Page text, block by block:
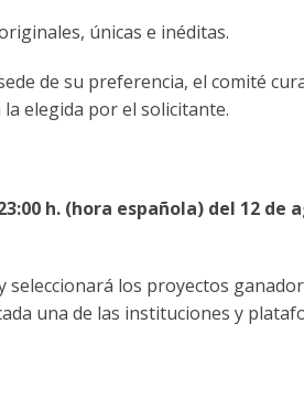
únicas e inéditas.
de su preferencia, el comité
elegida por el solicitante.
h. (hora española) del 12 de
los proyectos
una de las instituciones y